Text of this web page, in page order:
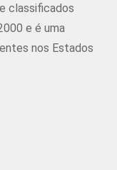
classificados
e é uma
nos Estados